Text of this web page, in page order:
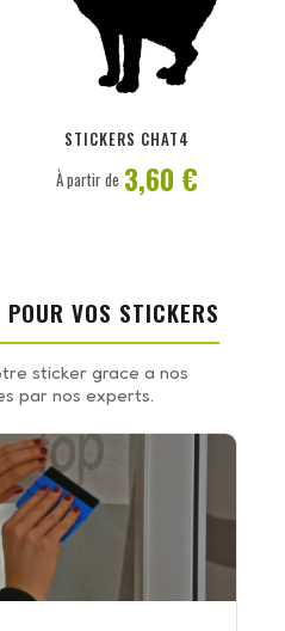
STICKERS CHAT4
À partir de 3,60 €
VOS STICKERS
sticker grace a nos
par nos experts.